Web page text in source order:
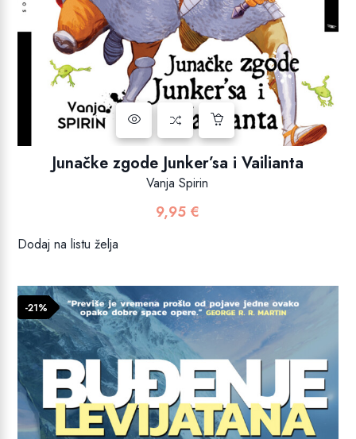
Junačke zgode Junker’sa i Vailianta
Vanja Spirin
9,95 €
Dodaj na listu želja
-21%